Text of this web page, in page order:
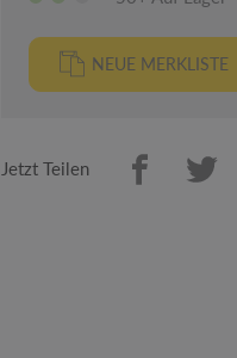
NEUE MERKLISTE
Jetzt Teilen